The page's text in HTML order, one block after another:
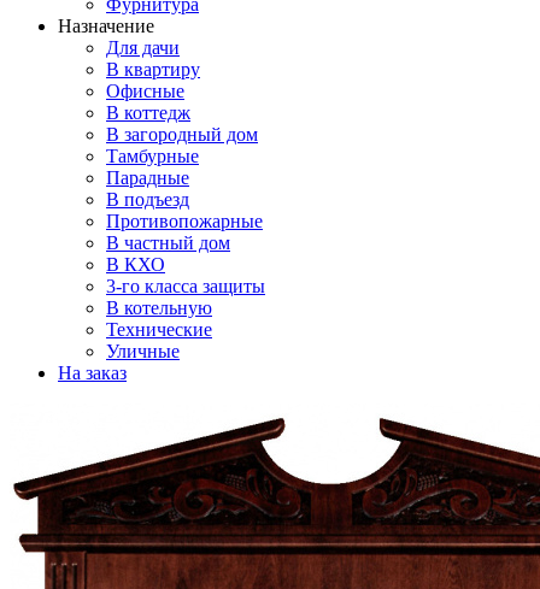
Фурнитура
Назначение
Для дачи
В квартиру
Офисные
В коттедж
В загородный дом
Тамбурные
Парадные
В подъезд
Противопожарные
В частный дом
В КХО
3-го класса защиты
В котельную
Технические
Уличные
На заказ